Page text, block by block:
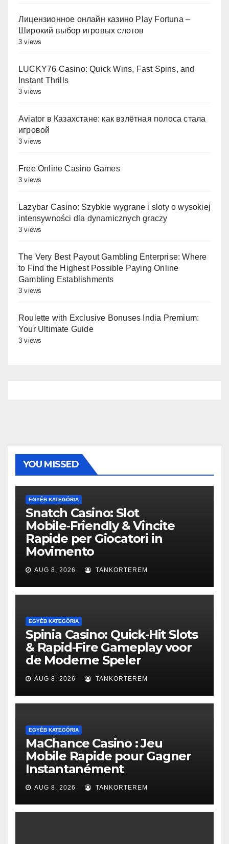
Лицензионное онлайн казино Play Fortuna –
Широкий выбор игровых слотов
3 views
LUCKY76 Casino: Quick Wins, Fast Spins, and
Instant Thrills
3 views
Aviator в Казахстане: как взлётная полоса стала
игровой
3 views
Free Online Casino Games
3 views
Lazybar Casino: Szybkie wygrane i sloty o wysokiej
intensywności dla dynamicznych graczy
3 views
The Very Best Payout Gambling Enterprise: Where
to Find the Highest Possible Paying Online
Gambling Establishments
3 views
Roulette with Exclusive Bonuses India Premium:
Your Ultimate Guide
3 views
YOU MISSED
EGYÉB KATEGÓRIA
Snatch Casino: Slot
Mobile‑Friendly & Vincite
Rapide per Giocatori in
Movimento
AUG 8, 2026 TANKORTEREM
EGYÉB KATEGÓRIA
Spinia Casino: Quick‑Hit Slots
& Rapid‑Fire Gameplay voor
de Moderne Speler
AUG 8, 2026 TANKORTEREM
EGYÉB KATEGÓRIA
MaChance Casino : Jeu
Mobile Rapide pour Gagner
Instantanément
AUG 8, 2026 TANKORTEREM